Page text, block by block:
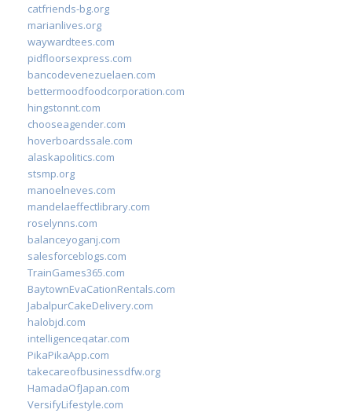
catfriends-bg.org
marianlives.org
waywardtees.com
pidfloorsexpress.com
bancodevenezuelaen.com
bettermoodfoodcorporation.com
hingstonnt.com
chooseagender.com
hoverboardssale.com
alaskapolitics.com
stsmp.org
manoelneves.com
mandelaeffectlibrary.com
roselynns.com
balanceyoganj.com
salesforceblogs.com
TrainGames365.com
BaytownEvaCationRentals.com
JabalpurCakeDelivery.com
halobjd.com
intelligenceqatar.com
PikaPikaApp.com
takecareofbusinessdfw.org
HamadaOfJapan.com
VersifyLifestyle.com